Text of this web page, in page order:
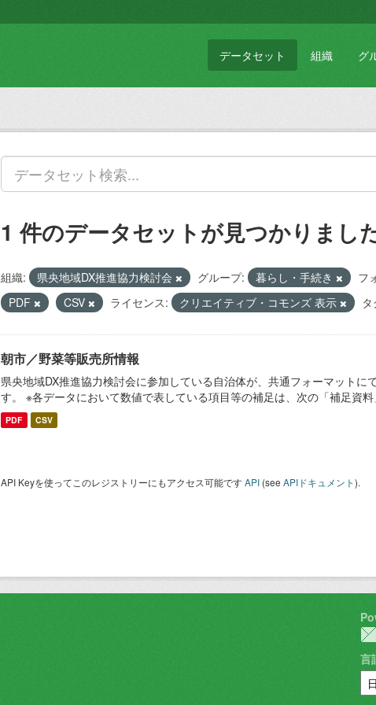
データセット 組織 グ
1 件のデータセットが見つかりまし
組織: 県央地域DX推進協力検討会 グループ: 暮らし・手続き
フ
PDF
CSV ライセンス: クリエイティブ・コモンズ 表示
朝市／野菜等販売所情報
県央地域DX推進協力検討会に参加している自治体が、共通フォーマットに
す。 ※各データにおいて数値で表している項目等の補足は、次の「補足資料
PDF CSV
API Keyを使ってこのレジストリーにもアクセス可能ですAPI (see APIドキュメント).
言